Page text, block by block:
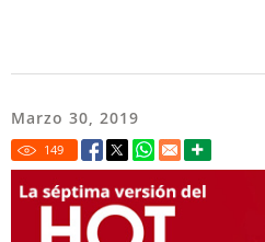
Marzo 30, 2019
149